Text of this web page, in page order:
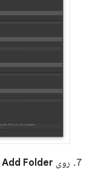
روی Add Folder